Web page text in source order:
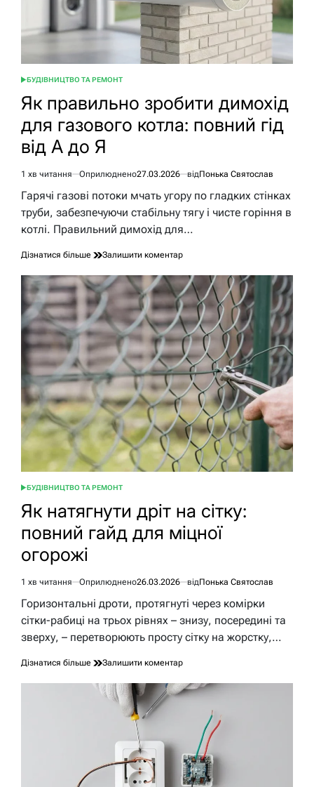
ОПУБЛІКУВАТИ
БУДІВНИЦТВО ТА РЕМОНТ
Як правильно зробити димохід
для газового котла: повний гід
від А до Я
Орієнтовний
час
читання
1 хв читання Оприлюднено27.03.2026 відПонька Святослав
Гарячі газові потоки мчать угору по гладких стінках
труби, забезпечуючи стабільну тягу і чисте горіння в
котлі. Правильний димохід для…
Дізнатися більше Залишити коментардо
правильно
зробити
димохід
для
газового
котла:
повний
гід
від
А
до
Я
ОПУБЛІКУВАТИ
БУДІВНИЦТВО ТА РЕМОНТ
Як натягнути дріт на сітку:
повний гайд для міцної
огорожі
Орієнтовний
час
читання
1 хв читання Оприлюднено26.03.2026 відПонька Святослав
Горизонтальні дроти, протягнуті через комірки
сітки-рабиці на трьох рівнях – знизу, посередині та
зверху, – перетворюють просту сітку на жорстку,…
Дізнатися більше Залишити коментардо
натягнути
дріт
повний
гайд
для
міцної